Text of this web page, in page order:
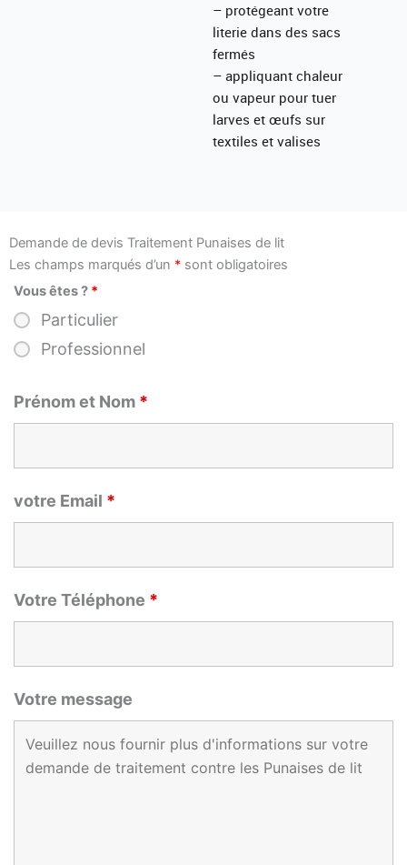
– protégeant votre
literie dans des sacs
fermés
– appliquant chaleur
ou vapeur pour tuer
larves et œufs sur
textiles et valises
Demande de devis Traitement Punaises de lit
Les champs marqués d’un * sont obligatoires
Vous êtes ? *
Particulier
Professionnel
Prénom et Nom *
votre Email *
Votre Téléphone *
Votre message